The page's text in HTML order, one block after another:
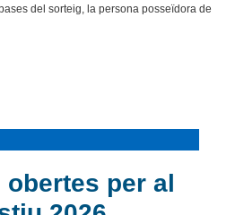
del sorteig, la persona posseïdora de
per al